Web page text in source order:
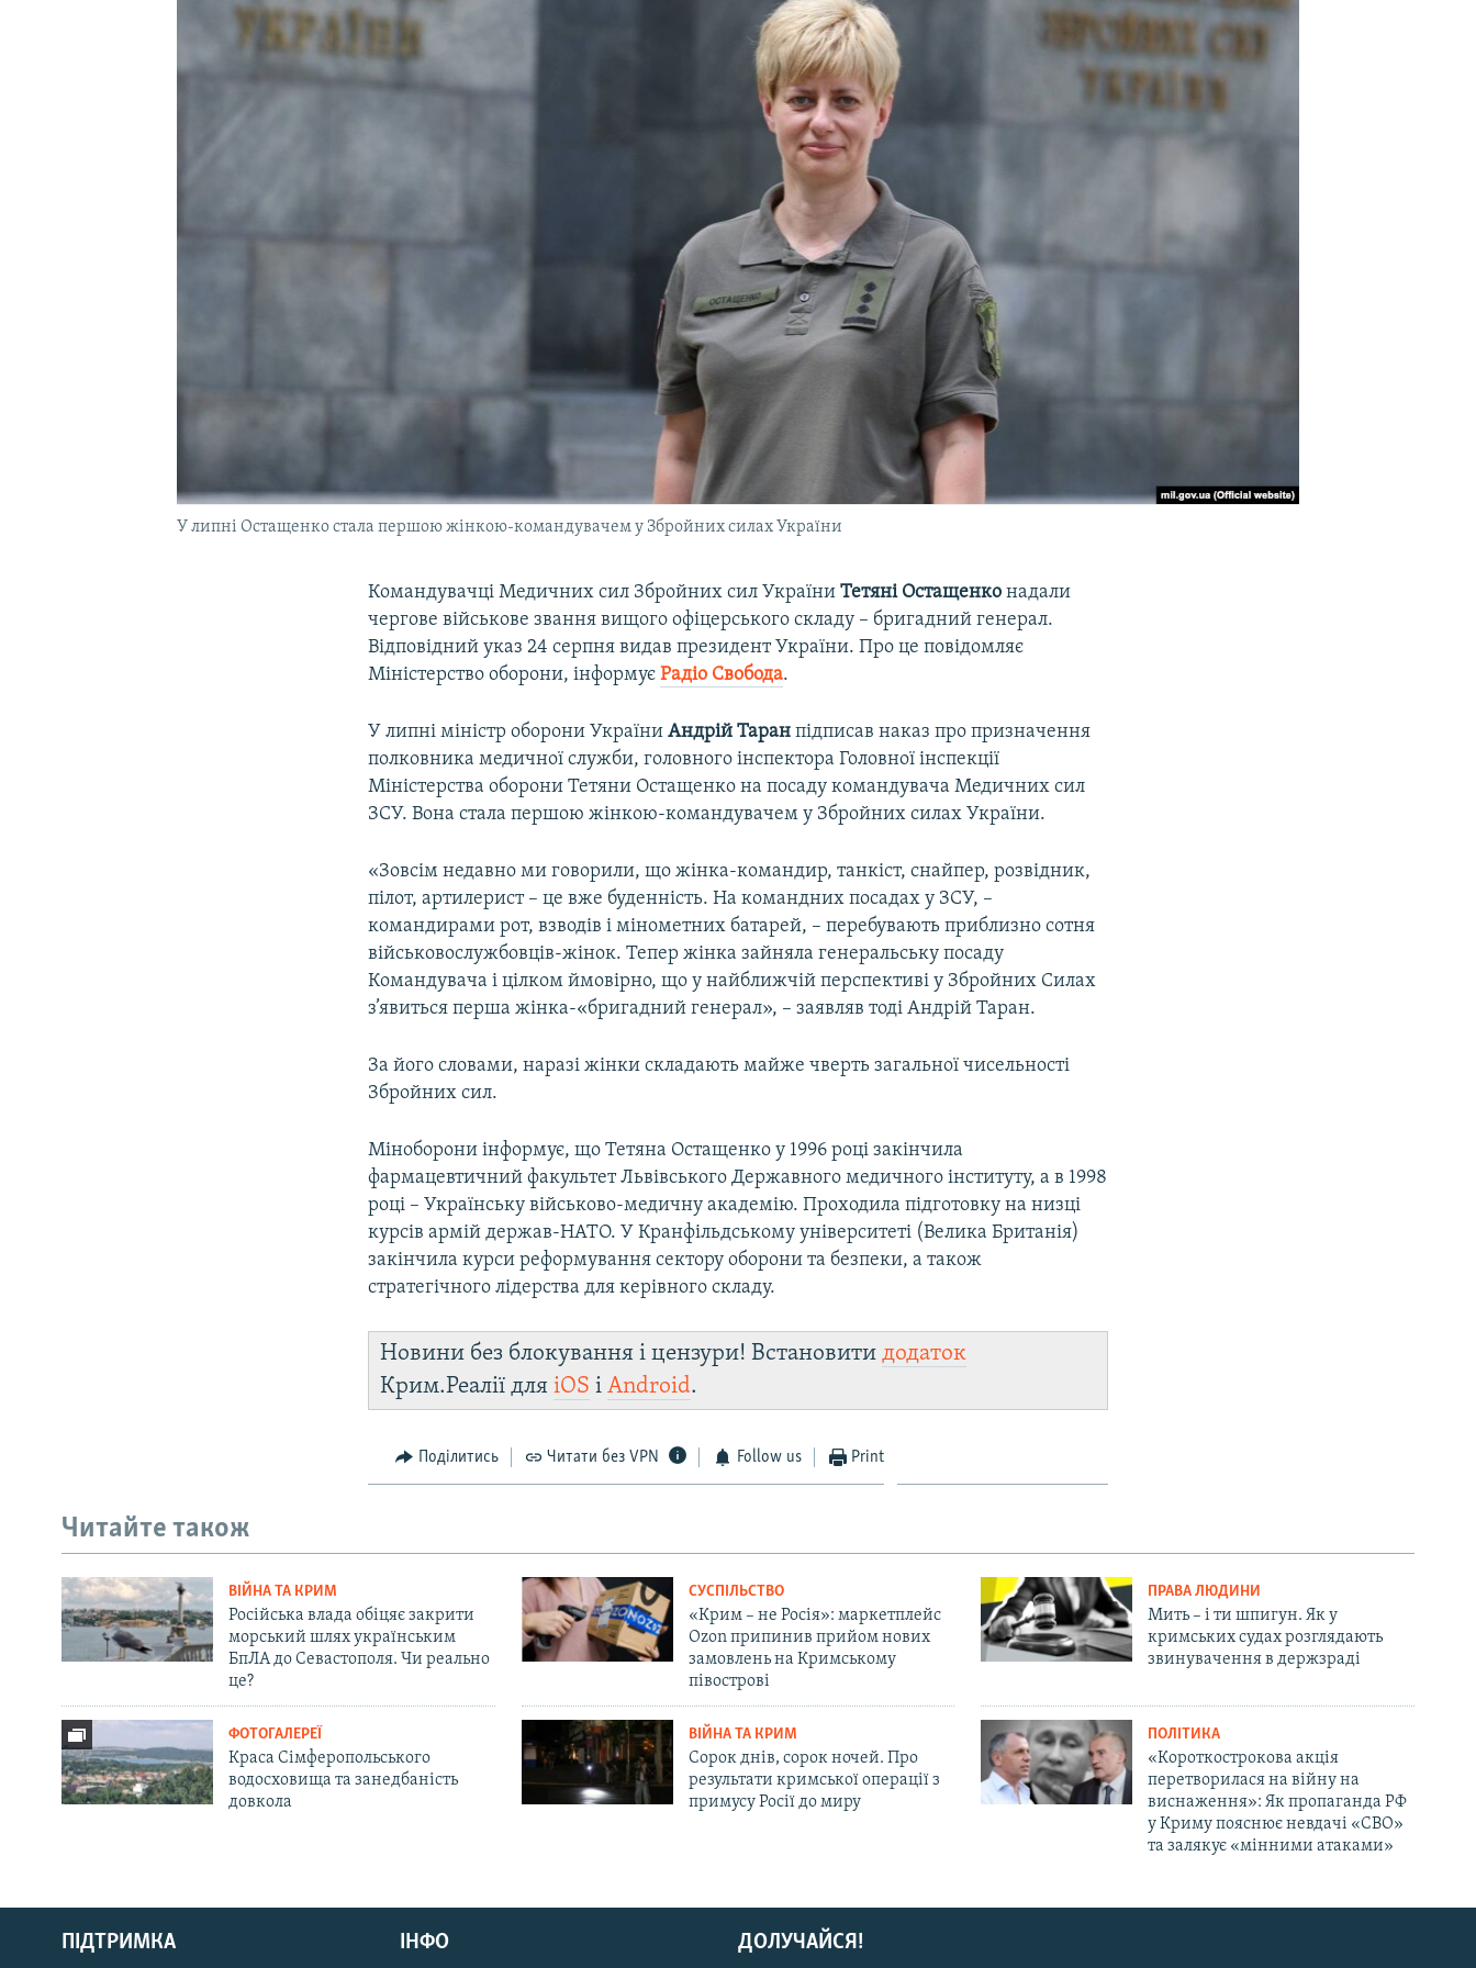
Русский
Qırımtatar
У липні Остащенко стала першою жінкою-командувачем у Збройних силах України
Командувачці Медичних сил Збройних сил УкраїниТетяні Остащенко надали
чергове військове звання вищого офіцерського складу – бригадний генерал.
Відповідний указ 24 серпня видав президент України. Про це повідомляє
Міністерство оборони, інформуєРадіо Свобода.
У липні міністр оборони УкраїниАндрій Таран підписав наказ про призначення
полковника медичної служби, головного інспектора Головної інспекції
Міністерства оборони Тетяни Остащенко на посаду командувача Медичних сил
ЗСУ. Вона стала першою жінкою-командувачем у Збройних силах України.
«Зовсім недавно ми говорили, що жінка-командир, танкіст, снайпер, розвідник,
пілот, артилерист – це вже буденність. На командних посадах у ЗСУ, –
командирами рот, взводів і мінометних батарей, – перебувають приблизно сотня
військовослужбовців-жінок. Тепер жінка зайняла генеральську посаду
Командувача і цілком ймовірно, що у найближчій перспективі у Збройних Силах
з’явиться перша жінка-«бригадний генерал», – заявляв тоді Андрій Таран.
За його словами, наразі жінки складають майже чверть загальної чисельності
Збройних сил.
Міноборони інформує, що Тетяна Остащенко у 1996 році закінчила
фармацевтичний факультет Львівського Державного медичного інституту, а в 1998
році – Українську військово-медичну академію. Проходила підготовку на низці
курсів армій держав-НАТО. У Кранфільдському університеті (Велика Британія)
закінчила курси реформування сектору оборони та безпеки, а також
стратегічного лідерства для керівного складу.
Новини без блокування і цензури! Встановитидодаток
Крим.Реалії дляiOS іAndroid.
Поділитись Читати без VPN Follow us Print
Читайте також
ВІЙНА ТА КРИМ
Російська влада обіцяє закрити
морський шлях українським
БпЛА до Севастополя. Чи реально
це?
СУСПІЛЬСТВО
«Крим – не Росія»: маркетплейс
Ozon припинив прийом нових
замовлень на Кримському
півострові
ПРАВА ЛЮДИНИ
Мить – і ти шпигун. Як у
кримських судах розглядають
звинувачення в держзраді
ФОТОГАЛЕРЕЇ
Краса Сімферопольського
водосховища та занедбаність
довкола
ВІЙНА ТА КРИМ
Сорок днів, сорок ночей. Про
результати кримської операції з
примусу Росії до миру
ПОЛІТИКА
«Короткострокова акція
перетворилася на війну на
виснаження»: Як пропаганда РФ
у Криму пояснює невдачі «СВО»
та залякує «мінними атаками»
ДОЛУЧАЙСЯ!
ПІДТРИМКА ІНФО